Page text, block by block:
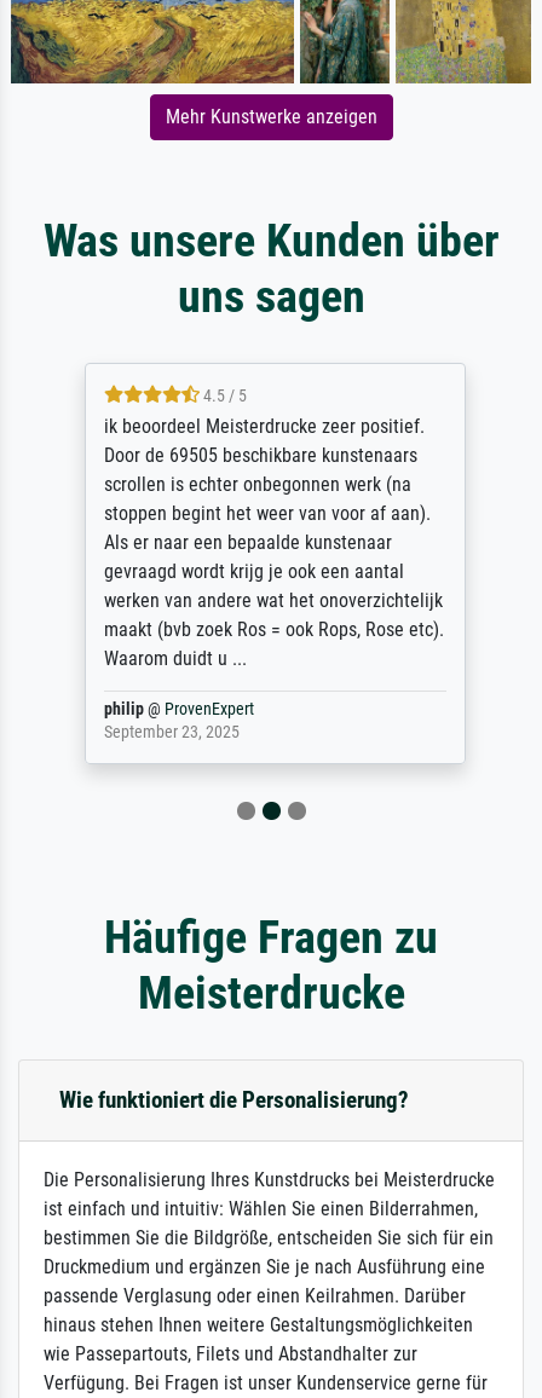
Mehr Kunstwerke anzeigen
Was unsere Kunden über
uns sagen
4.5 / 5
ik beoordeel Meisterdrucke zeer positief.
Door de 69505 beschikbare kunstenaars
scrollen is echter onbegonnen werk (na
stoppen begint het weer van voor af aan).
Als er naar een bepaalde kunstenaar
gevraagd wordt krijg je ook een aantal
werken van andere wat het onoverzichtelijk
maakt (bvb zoek Ros = ook Rops, Rose etc).
Waarom duidt u ...
philip@ ProvenExpert
September 23, 2025
Häufige Fragen zu
Meisterdrucke
Wie funktioniert die Personalisierung?
Die Personalisierung Ihres Kunstdrucks bei Meisterdrucke
ist einfach und intuitiv: Wählen Sie einen Bilderrahmen,
bestimmen Sie die Bildgröße, entscheiden Sie sich für ein
Druckmedium und ergänzen Sie je nach Ausführung eine
passende Verglasung oder einen Keilrahmen. Darüber
hinaus stehen Ihnen weitere Gestaltungsmöglichkeiten
wie Passepartouts, Filets und Abstandhalter zur
Verfügung. Bei Fragen ist unser Kundenservice gerne für